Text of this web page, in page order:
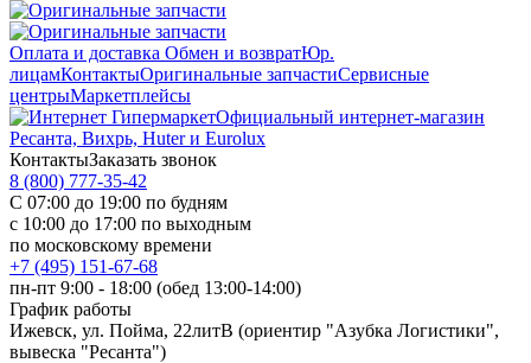
Оплата и доставка Обмен и возвратЮр.
лицамКонтактыОригинальные запчастиСервисные
центрыМаркетплейсы
Официальный интернет-магазин
Ресанта, Вихрь, Huter и Eurolux
КонтактыЗаказать звонок
8 (800) 777-35-42
С 07:00 до 19:00 по будням
с 10:00 до 17:00 по выходным
по московскому времени
+7 (495) 151-67-68
пн-пт 9:00 - 18:00 (обед 13:00-14:00)
График работы
Ижевск, ул. Пойма, 22литВ (ориентир "Азубка Логистики",
вывеска "Ресанта")